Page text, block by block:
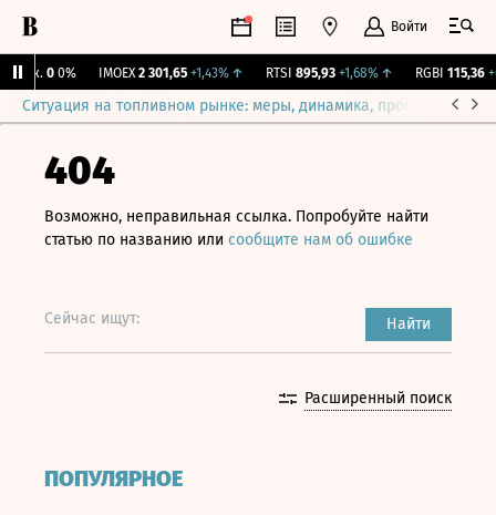
Войти
0 0% IMOEX 2 301,65 +1,43%↑ RTSI 895,93 +1,68%↑ RGBI 115,36
Ситуация на топливном рынке: меры, динамика, прогнозы
404
Возможно, неправильная ссылка. Попробуйте найти
статью по названию или сообщите нам об ошибке
Сейчас ищут: Найти
Расширенный поиск
ПОПУЛЯРНОЕ